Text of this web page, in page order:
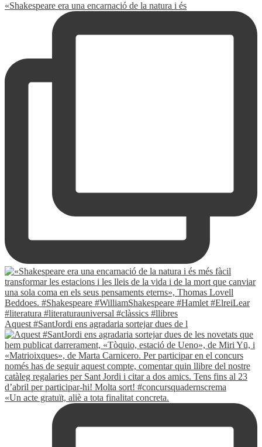
«Shakespeare era una encarnació de la natura i és
Aquest #SantJordi ens agradaria sortejar dues de l
«Un acte gratuït, aliè a tota finalitat concreta.